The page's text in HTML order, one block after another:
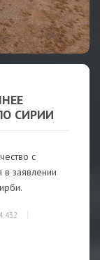
СИРИИ
с
заявлении
432